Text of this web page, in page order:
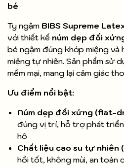
bé
Ty ngậm BIBS Supreme
với thiết kế núm dẹp đối
bé ngậm đúng khớp miệng
miệng tự nhiên. Sản phẩm sử
mềm mại, mang lại cảm giác
Ưu điểm nổi bật:
Núm dẹp đối xứng (flat-
đúng vị trí, hỗ trợ phát triển
hô
Chất liệu cao su tự nhiên
hồi tốt, không mùi, an toàn